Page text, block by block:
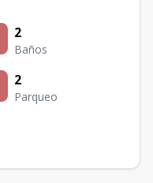
2
Baños
2
Parqueo